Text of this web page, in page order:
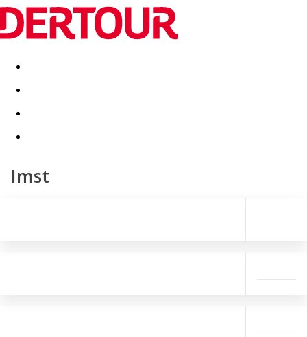
Destinatii Vacanta perfecta OFERTE DE NERATAT
Imst